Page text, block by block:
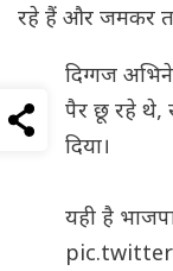
रहे हैं और जमकर
दिग्गज
पैर छू रहे थे,
दिया।
यही है